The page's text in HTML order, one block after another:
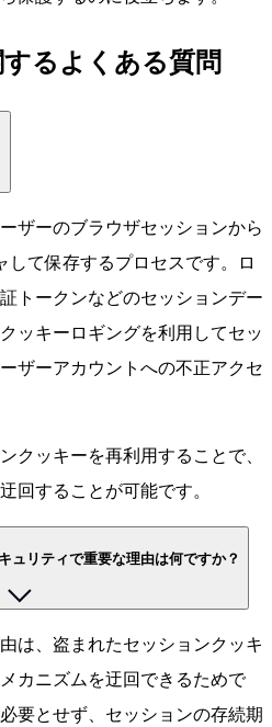
るよくある質問
ザーのブラウザセッションから
して保存するプロセスです。ロ
トークンなどのセッションデー
ッキーロギングを利用してセッ
ザーアカウントへの不正アクセ
クッキーを再利用することで、
回することが可能です。
ュリティで重要な理由は何ですか？
は、盗まれたセッションクッキ
カニズムを迂回できるためで
要とせず、セッションの存続期